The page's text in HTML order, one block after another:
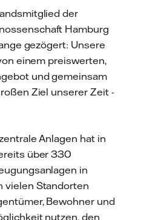
der
Hamburg
gezögert: Unsere
einem preiswerten,
und gemeinsam
Ziel unserer Zeit -
Anlagen hat in
über 330
in
vielen Standorten
Bewohner und
nutzen, den